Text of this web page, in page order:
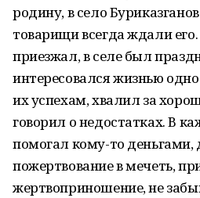
родину, в село
товарищи всегда ждали
приезжал, в селе был
интересовался жизнью
их успехам, хвалил за
говорил о недостатках. В
помогал кому-то деньгами,
пожертвование в мечеть,
жертвоприношение, не